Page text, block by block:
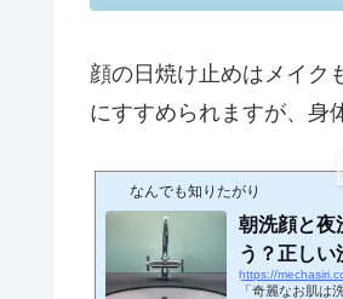
顔の日焼け止めはメイク
にすすめられますが、身
なんでも知りたがり
朝洗顔と夜
う？正しい
https://
「奇麗なお肌は